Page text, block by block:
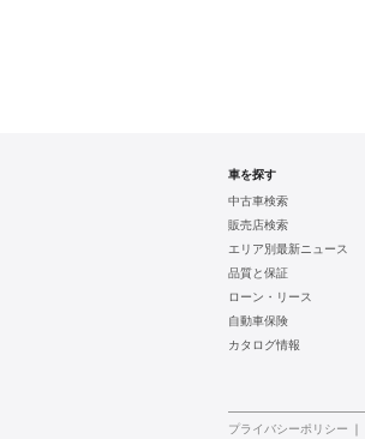
車を探す
中古車検索
販売店検索
エリア別最新ニュース
品質と保証
ローン・リース
自動車保険
カタログ情報
プライバシーポリシー